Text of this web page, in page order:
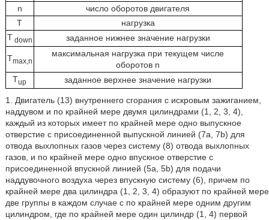
n
число оборотов двигателя
Т
нагрузка
T down заданное нижнее значение нагрузки
Tmax,n
максимальная нагрузка при текущем числе
оборотов n
Tup заданное верхнее значение нагрузки
1. Двигатель (13) внутреннего сгорания с искровым зажиганием,
наддувом и по крайней мере двумя цилиндрами (1, 2, 3, 4),
каждый из которых имеет по крайней мере одно выпускное
отверстие с присоединенной выпускной линией (7а, 7b) для
отвода выхлопных газов через систему (8) отвода выхлопных
газов, и по крайней мере одно впускное отверстие с
присоединенной впускной линией (5а, 5b) для подачи
наддувочного воздуха через впускную систему (6), причем по
крайней мере два цилиндра (1, 2, 3, 4) образуют по крайней мере
две группы в каждом случае с по крайней мере одним другим
цилиндром, где по крайней мере один цилиндр (1, 4) первой